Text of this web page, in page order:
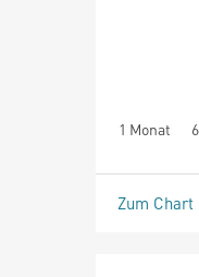
1 Monat
seit Beginn
Zum Chart